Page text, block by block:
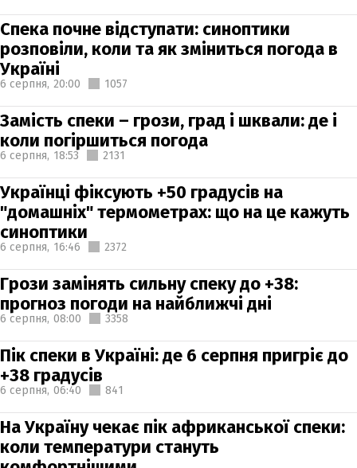
Спека почне відступати: синоптики
розповіли, коли та як зміниться погода в
Україні
6 серпня, 20:00 1057
Замість спеки – грози, град і шквали: де і
коли погіршиться погода
6 серпня, 18:53 2131
Українці фіксують +50 градусів на
"домашніх" термометрах: що на це кажуть
синоптики
6 серпня, 16:46 2372
Грози замінять сильну спеку до +38:
прогноз погоди на найближчі дні
6 серпня, 08:00 3358
Пік спеки в Україні: де 6 серпня пригріє до
+38 градусів
6 серпня, 06:40 841
На Україну чекає пік африканської спеки:
коли температури стануть